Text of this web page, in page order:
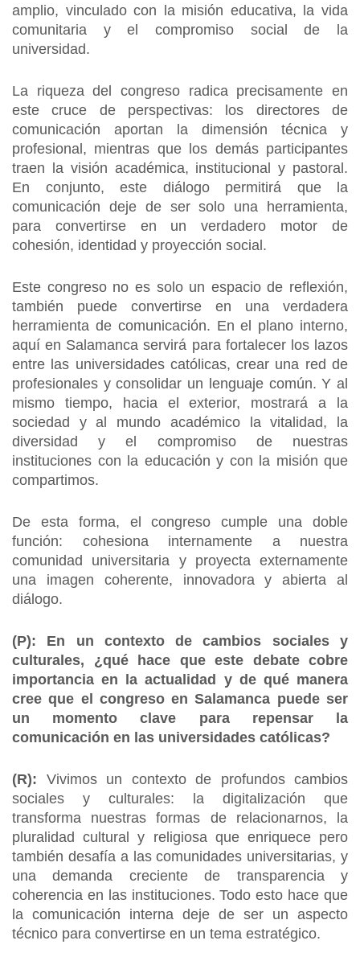
amplio, vinculado con la misión educativa, la vida
comunitaria y el compromiso social de la
universidad.
La riqueza del congreso radica precisamente en
este cruce de perspectivas: los directores de
comunicación aportan la dimensión técnica y
profesional, mientras que los demás participantes
traen la visión académica, institucional y pastoral.
En conjunto, este diálogo permitirá que la
comunicación deje de ser solo una herramienta,
para convertirse en un verdadero motor de
cohesión, identidad y proyección social.
Este congreso no es solo un espacio de reflexión,
también puede convertirse en una verdadera
herramienta de comunicación. En el plano interno,
aquí en Salamanca servirá para fortalecer los lazos
entre las universidades católicas, crear una red de
profesionales y consolidar un lenguaje común. Y al
mismo tiempo, hacia el exterior, mostrará a la
sociedad y al mundo académico la vitalidad, la
diversidad y el compromiso de nuestras
instituciones con la educación y con la misión que
compartimos.
De esta forma, el congreso cumple una doble
función: cohesiona internamente a nuestra
comunidad universitaria y proyecta externamente
una imagen coherente, innovadora y abierta al
diálogo.
(P):
En un contexto de cambios sociales y
culturales, ¿qué hace que este debate cobre
importancia en la actualidad y de qué manera
cree que el congreso en Salamanca puede ser
un momento clave para repensar la
comunicación en las universidades católicas?
(R): Vivimos un contexto de profundos cambios
sociales y culturales: la digitalización que
transforma nuestras formas de relacionarnos, la
pluralidad cultural y religiosa que enriquece pero
también desafía a las comunidades universitarias, y
una demanda creciente de transparencia y
coherencia en las instituciones. Todo esto hace que
la comunicación interna deje de ser un aspecto
técnico para convertirse en un tema estratégico.